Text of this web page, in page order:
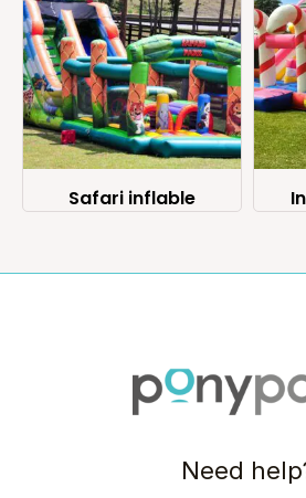
Safari inflable
Need